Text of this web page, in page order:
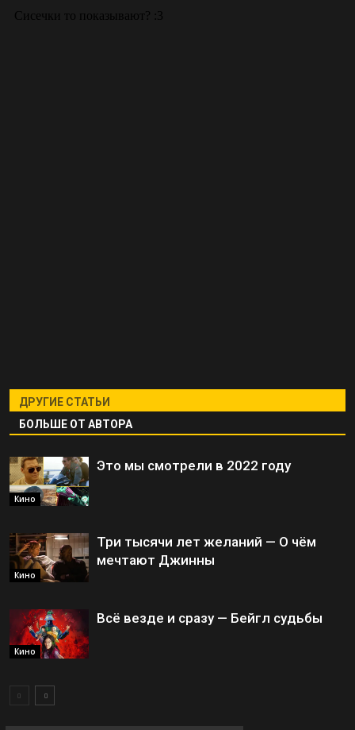
ДРУГИЕ СТАТЬИ
БОЛЬШЕ ОТ АВТОРА
Кино
Это мы смотрели в 2022 году
Кино
Три тысячи лет желаний — О чём
мечтают Джинны
Кино
Всё везде и сразу — Бейгл судьбы